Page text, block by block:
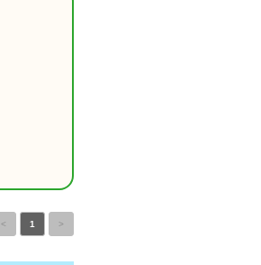
< 1 >